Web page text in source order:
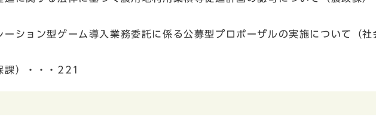
ーション型ゲーム導入業務委託に係る公募型プロポーザルの実施について（社
課）・・・221